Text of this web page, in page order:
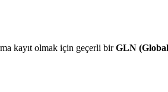
kayıt olmak için geçerli birGLN